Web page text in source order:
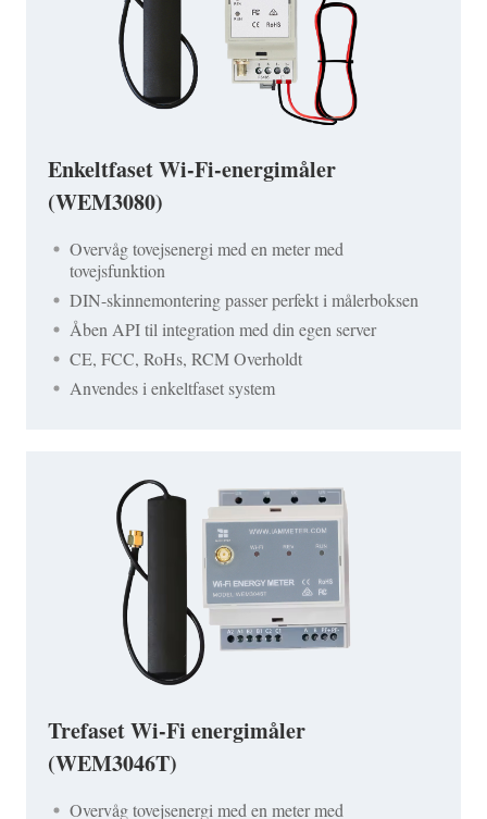
Enkeltfaset Wi-Fi-energimåler
(WEM3080)
Overvåg tovejsenergi med en meter med
tovejsfunktion
DIN-skinnemontering passer perfekt i målerboksen
Åben API til integration med din egen server
CE, FCC, RoHs, RCM Overholdt
Anvendes i enkeltfaset system
Trefaset Wi-Fi energimåler
(WEM3046T)
Overvåg tovejsenergi med en meter med